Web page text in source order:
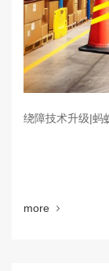
绕障技术升级|蚂
more